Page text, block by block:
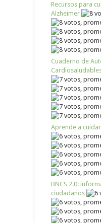
Recursos para
Alzheimer
Cuaderno de
Aprende a
BNCS 2.0:
ciudadanos